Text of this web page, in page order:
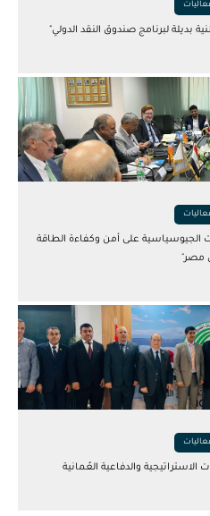
بديلة لبرنامج صندوق النقد الدولي"
الجيوسياسية على أمن وكفاءة الطاقة
مصر"
الاستراتيجية والدفاعية العُمانية